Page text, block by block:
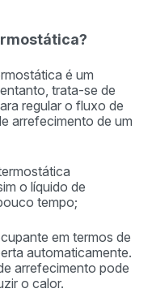
é um
trata-se de
regular o fluxo de
arrefecimento de um
o líquido de
tempo;
em termos de
automaticamente.
arrefecimento pode
o calor.